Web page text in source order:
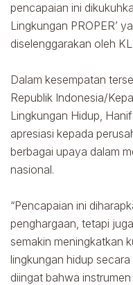
pencapaian ini
Lingkungan PROPER’
diselenggarakan oleh
Dalam kesempatan
Republik Indonesia/
Lingkungan Hidup,
apresiasi kepada
berbagai upaya dalam
nasional.
“Pencapaian ini
penghargaan, tetapi
semakin meningkatkan
lingkungan hidup
diingat bahwa